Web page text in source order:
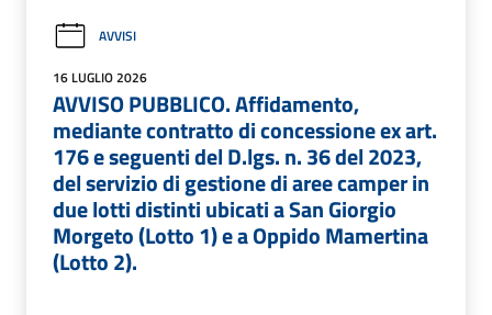
AVVISI
16 LUGLIO 2026
AVVISO PUBBLICO. Affidamento,
mediante contratto di concessione ex art.
176 e seguenti del D.lgs. n. 36 del 2023,
del servizio di gestione di aree camper in
due lotti distinti ubicati a San Giorgio
Morgeto (Lotto 1) e a Oppido Mamertina
(Lotto 2).